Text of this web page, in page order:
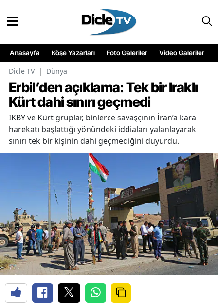
Anasayfa Köşe Yazarları Foto Galeriler Video Galeriler
Dicle TV | Dünya
Erbil’den açıklama: Tek bir Iraklı
Kürt dahi sınırı geçmedi
IKBY ve Kürt gruplar, binlerce savaşçının İran’a kara
harekatı başlattığı yönündeki iddiaları yalanlayarak
sınırı tek bir kişinin dahi geçmediğini duyurdu.